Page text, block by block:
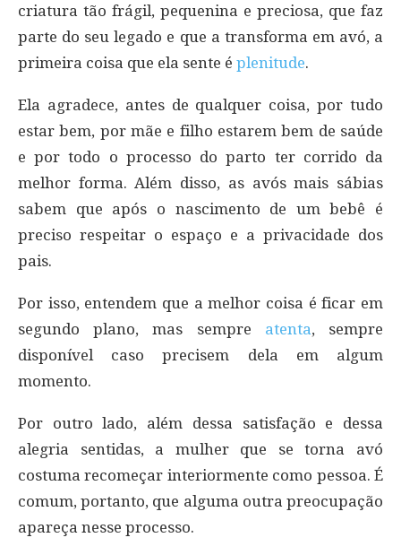
criatura tão frágil, pequenina e preciosa, que faz
parte do seu legado e que a transforma em avó, a
primeira coisa que ela sente é plenitude.
Ela agradece, antes de qualquer coisa, por tudo
estar bem, por mãe e filho estarem bem de saúde
e por todo o processo do parto ter corrido da
melhor forma. Além disso, as avós mais sábias
sabem que após o nascimento de um bebê é
preciso respeitar o espaço e a privacidade dos
pais.
Por isso, entendem que a melhor coisa é ficar em
segundo plano, mas sempre atenta, sempre
disponível caso precisem dela em algum
momento.
Por outro lado, além dessa satisfação e dessa
alegria sentidas, a mulher que se torna avó
costuma recomeçar interiormente como pessoa. É
comum, portanto, que alguma outra preocupação
apareça nesse processo.